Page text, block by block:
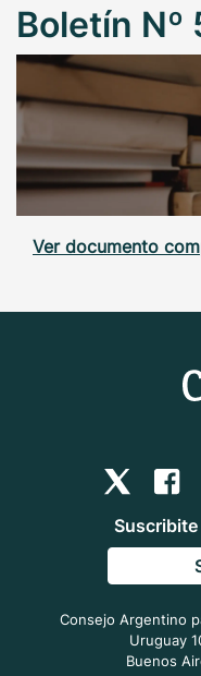
Boletín Nº
Ver documento
Consejo Argentino
Uruguay
Buenos